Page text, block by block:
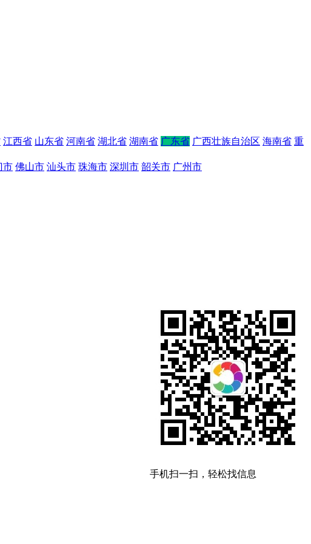
江西省 山东省 河南省 湖北省 湖南省 广东省 广西壮族自治区 海南省 重
市 佛山市 汕头市 珠海市 深圳市 韶关市 广州市
手机扫一扫，轻松找信息